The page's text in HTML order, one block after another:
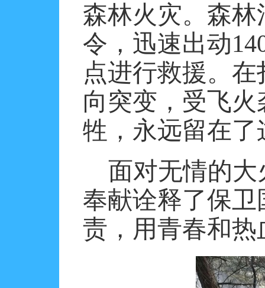
森林火灾。森
令，迅速出动
点进行救援。
向突变，受飞
牲，永远留在
面对无情的
奉献诠释了保
责，用青春和